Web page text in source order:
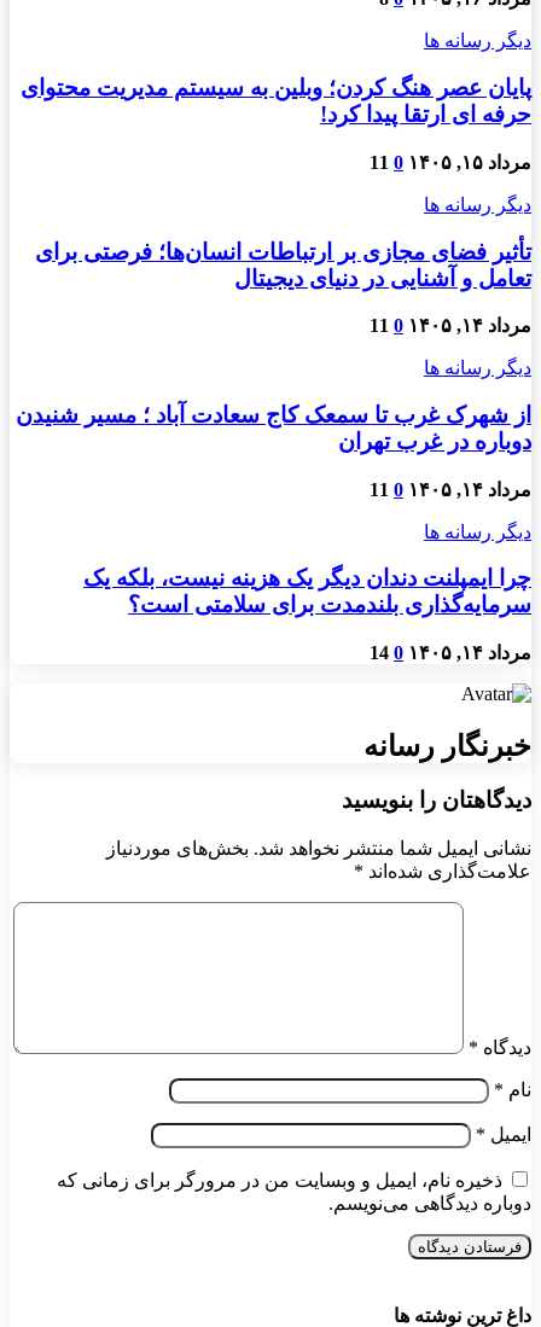
دیگر رسانه ها
پایان عصر هنگ کردن؛ وبلین به سیستم مدیریت محتوای
حرفه ای ارتقا پیدا کرد!
مرداد ۱۵, ۱۴۰۵ 0
11
دیگر رسانه ها
تأثیر فضای مجازی بر ارتباطات انسان‌ها؛ فرصتی برای
تعامل و آشنایی در دنیای دیجیتال
مرداد ۱۴, ۱۴۰۵ 0
11
دیگر رسانه ها
از شهرک غرب تا سمعک کاج سعادت آباد ؛ مسیر شنیدن
دوباره در غرب تهران
مرداد ۱۴, ۱۴۰۵ 0
11
دیگر رسانه ها
چرا ایمپلنت دندان دیگر یک هزینه نیست، بلکه یک
سرمایه‌گذاری بلندمدت برای سلامتی است؟
مرداد ۱۴, ۱۴۰۵ 0
14
خبرنگار رسانه
دیدگاهتان را بنویسید
نشانی ایمیل شما منتشر نخواهد شد. بخش‌های موردنیاز
علامت‌گذاری شده‌اند *
دیدگاه *
نام *
ایمیل *
ذخیره نام، ایمیل و وبسایت من در مرورگر برای زمانی که
دوباره دیدگاهی می‌نویسم.
داغ ترین نوشته ها